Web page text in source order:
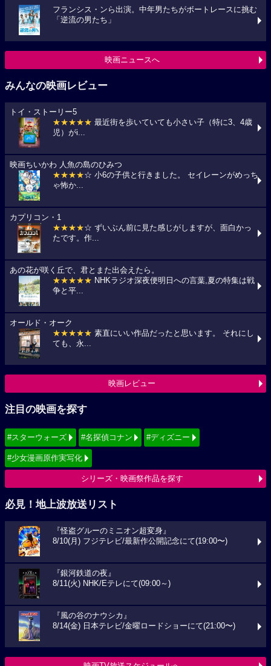
フランシス・ンら出演。中年男たちがボートレースに挑む
「逆流の男たち」
映画ニュースへ
みんなの映画レビュー
トイ・ストーリー5
★★★★★ 最近街を歩いていても小さい子（特に3、4歳
児）がi...
映画ちいかわ 人魚の島のひみつ
★★★★☆ 小6の子供と行きました。 セイレーンがめっち
ゃ怖か...
カプリコン・1
★★★★☆ ずいぶん前に見た感じがしますが、面白かっ
たです。作...
あの花が咲く丘で、君とまた出会えたら。
★★★★★ NHKラジオ深夜便明日への言葉,夏の特集は戦
争と平...
オールド・オーク
★★★★★ 素直にいい作品だったと思います。 それにし
ても、永...
映画レビュー
注目の映画を探す
#スターウォーズ #名探偵コナン #ディズニー
#少女漫画原作実写化
シリーズ・映画祭作品を探す
必見！地上波放送リスト
『怪盗グルーのミニオン超変身』
8/10(月) フジテレビ/最新作公開記念にて(19:00〜)
『銀河鉄道の夜』
8/11(火) NHK/Eテレにて(09:00～)
『風の谷のナウシカ』
8/14(金) 日本テレビ/金曜ロードショーにて(21:00〜)